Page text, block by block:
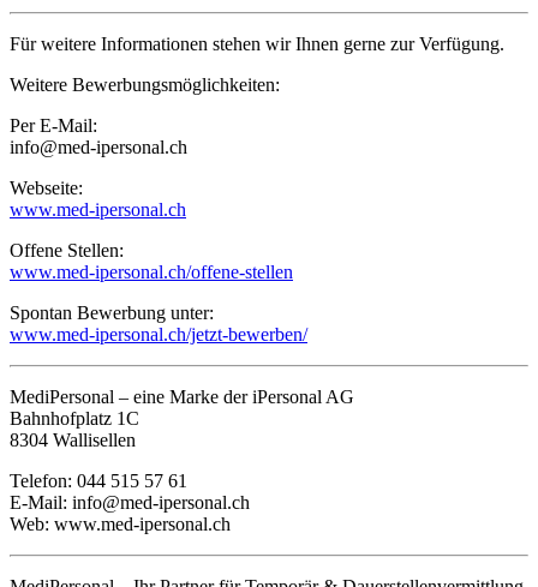
Für weitere Informationen stehen wir Ihnen gerne zur Verfügung.
Weitere Bewerbungsmöglichkeiten:
Per E-Mail:
info@med-ipersonal.ch
Webseite:
www.med-ipersonal.ch
Offene Stellen:
www.med-ipersonal.ch/offene-stellen
Spontan Bewerbung unter:
www.med-ipersonal.ch/jetzt-bewerben/
MediPersonal – eine Marke der iPersonal AG
Bahnhofplatz 1C
8304 Wallisellen
Telefon: 044 515 57 61
E-Mail: info@med-ipersonal.ch
Web: www.med-ipersonal.ch